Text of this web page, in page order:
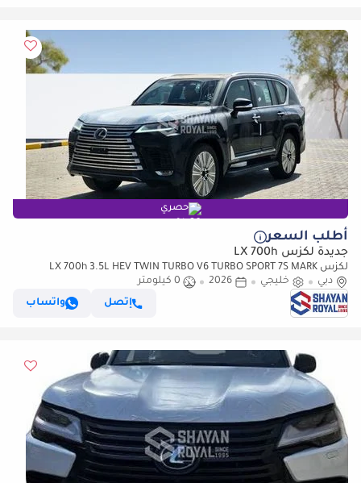
حصري
أطلب السعر
جديدة لكزس LX 700h
لكزس LX 700h 3.5L HEV TWIN TURBO V6 TURBO SPORT 7S MARK
LEVINSON | AUTO PARKING, 2026MY
دبي خليجي 2026
0 كيلومتر
إتصل
واتساب